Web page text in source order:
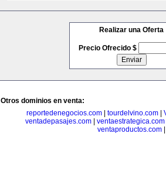
Realizar una Oferta
Precio Ofrecido $
Otros dominios en venta:
reportedenegocios.com| tourdelvino.com|
ventadepasajes.com
ventaestrategica.com
ventaproductos.com